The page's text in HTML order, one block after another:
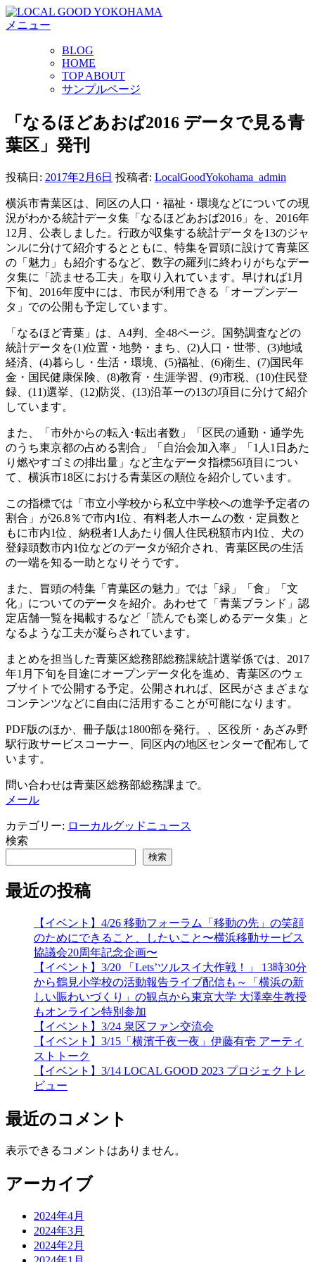
コ
ン
キ
プ
メニュー
BLOG
HOME
TOP ABOUT
サンプルページ
「なるほどあおば2016 データで見る青
葉区」発刊
投稿日: 2017年2月6日 投稿者: LocalGoodYokohama_admin
横浜市青葉区は、同区の人口・福祉・環境などについての現
況がわかる統計データ集「なるほどあおば2016」を、2016年
12月、公表しました。行政が収集する統計データを13のジャ
ンルに分けて紹介するとともに、特集を冒頭に設けて青葉区
の「魅力」も紹介するなど、数字の羅列に終わりがちなデー
タ集に「読ませる工夫」を取り入れています。早ければ1月
下旬、2016年度中には、市民が利用できる「オープンデー
タ」での公開も予定しています。
「なるほど青葉」は、A4判、全48ページ。国勢調査などの
統計データを(1)位置・地勢・まち、(2)人口・世帯、(3)地域
経済、(4)暮らし・生活・環境、(5)福祉、(6)衛生、(7)国民年
金・国民健康保険、(8)教育・生涯学習、(9)市税、(10)住民登
録、(11)選挙、(12)防災、(13)沿革ーの13の項目に分けて紹介
しています。
また、「市外からの転入･転出者数」「区民の通勤・通学先
のうち東京都の占める割合」「自治会加入率」「1人1日あた
り燃やすゴミの排出量」など主なデータ指標56項目につい
て、横浜市18区における青葉区の順位を紹介しています。
この指標では「市立小学校から私立中学校への進学予定者の
割合」が26.8％で市内1位、有料老人ホームの数・定員数と
もに市内1位、納税者1人あたり個人住民税額市内1位、犬の
登録頭数市内1位などのデータが紹介され、青葉区民の生活
の一端を知る一助となりそうです。
また、冒頭の特集「青葉区の魅力」では「緑」「食」「文
化」についてのデータを紹介。あわせて「青葉ブランド」認
定店舗一覧を掲載するなど「読んでも楽しめるデータ集」と
なるような工夫が凝らされています。
まとめを担当した青葉区総務部総務課統計選挙係では、2017
年1月下旬を目途にオープンデータ化を進め、青葉区のウェ
ブサイトで公開する予定。公開されれば、区民がさまざまな
コンテンツなどに自由に活用することが可能になります。
PDF版のほか、冊子版は1800部を発行。、区役所・あざみ野
駅行政サービスコーナー、同区内の地区センターで配布して
います。
問い合わせは青葉区総務部総務課まで。
メール
カテゴリー: ローカルグッドニュース
検索
検索
最近の投稿
【イベント】4/26 移動フォーラム「移動の先」の笑顔
のためにできること、したいこと〜横浜移動サービス
協議会20周年記念企画〜
【イベント】3/20 「Lets’ツルスイ大作戦！」 13時30分
から鶴見小学校の活動報告ライブ配信も～「横浜の新
しい賑わいづくり」の観点から東京大学 大澤幸生教授
もオンライン特別参加
【イベント】3/24 泉区ファン交流会
【イベント】3/15「横濱千夜一夜」伊藤有壱 アーティ
ストトーク
【イベント】3/14 LOCAL GOOD 2023 プロジェクトレ
ビュー
最近のコメント
表示できるコメントはありません。
アーカイブ
2024年4月
2024年3月
2024年2月